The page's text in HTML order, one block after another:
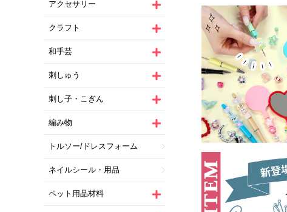
アクセサリー
クラフト
和手芸
刺しゅう
刺し子・こぎん
編み物
トルソー/ドレスフォーム
ネイルシール・用品
ペット用品材料